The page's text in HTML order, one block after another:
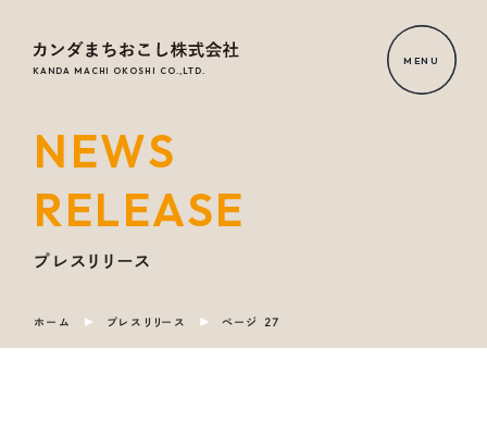
HOME
NEWS
OURSERVICE
MENU
KANDA MACHI OKOSHI CO.,LTD.
NEWS
RELEASE
プレスリリース
ホーム プレスリリース ページ 27